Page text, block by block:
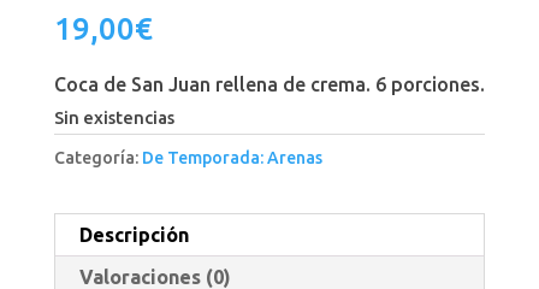
19,00€
Coca de San Juan rellena de crema. 6 porciones.
Sin existencias
Categoría: De Temporada: Arenas
Descripción
Valoraciones (0)